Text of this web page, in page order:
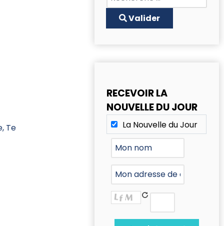
Te
Type 2 or more characters
Valider
RECEVOIR LA
NOUVELLE DU JOUR
La Nouvelle du Jour